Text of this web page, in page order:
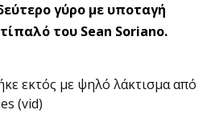
γύρο με υποταγή
του Sean Soriano.
εκτός με ψηλό λάκτισμα από
(vid)